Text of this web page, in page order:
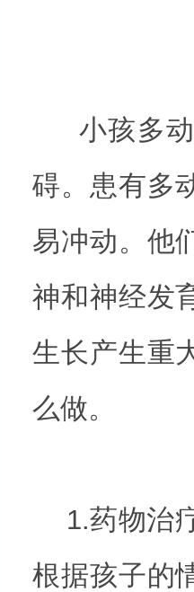
小孩多动
碍。患有多
易冲动。他
神和神经发
生长产生重
么做。
1.药物治
根据孩子的